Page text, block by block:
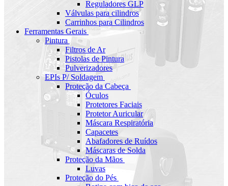
Reguladores GLP
Válvulas para cilindros
Carrinhos para Cilindros
Ferramentas Gerais
Pintura
Filtros de Ar
Pistolas de Pintura
Pulverizadores
EPIs P/ Soldagem
Proteção da Cabeça
Óculos
Protetores Faciais
Protetor Auricular
Máscara Respiratória
Capacetes
Abafadores de Ruídos
Máscaras de Solda
Proteção da Mãos
Luvas
Proteção do Pés